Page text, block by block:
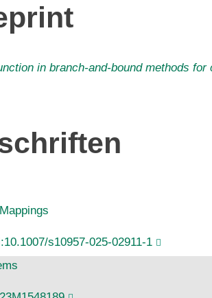
in branch-and-bound methods
s10957-025-02911-1